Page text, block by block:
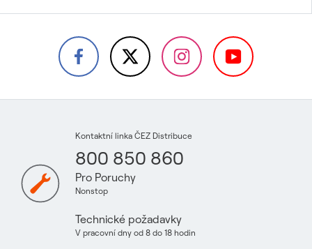
Kontaktní linka ČEZ Distribuce
800 850 860
Pro Poruchy
Nonstop
Technické požadavky
V pracovní dny od 8 do 18 hodin